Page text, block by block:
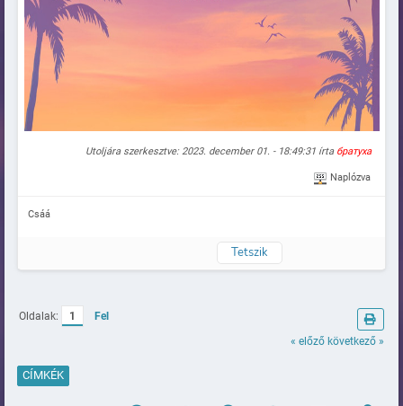
Utoljára szerkesztve: 2023. december 01. - 18:49:31 írta братуха
Naplózva
Csáá
Tetszik
Oldalak: 1
Fel
« előző következő »
CÍMKÉK